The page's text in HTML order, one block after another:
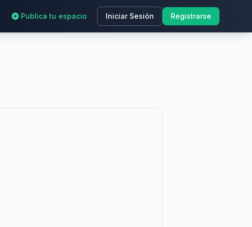
Publica tu espacio Iniciar Sesión Registrarse